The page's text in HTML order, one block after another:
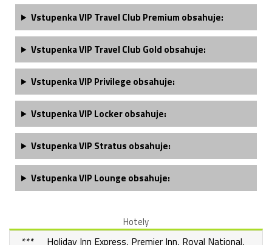
Vstupenka VIP Travel Club Premium obsahuje:
Vstupenka VIP Travel Club Gold obsahuje:
Vstupenka VIP Privilege obsahuje:
Vstupenka VIP Locker obsahuje:
Vstupenka VIP Stratus obsahuje:
Vstupenka VIP Lounge obsahuje:
Hotely
*** Holiday Inn Express, Premier Inn, Royal National,